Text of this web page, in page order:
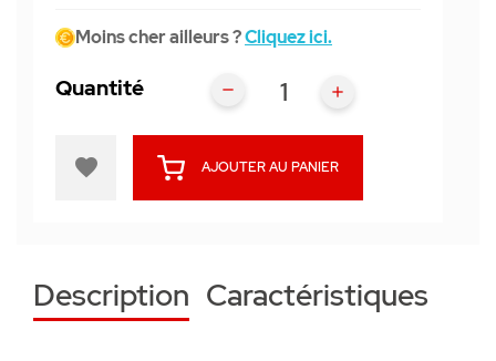
Moins cher ailleurs ?Cliquez ici.
Quantité
AJOUTER AU PANIER
favorite
Description Caractéristiques